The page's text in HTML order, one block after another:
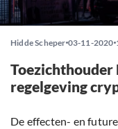
Hidde Scheper 03-11-2020
Toezichthouder
regelgeving
De effecten- en